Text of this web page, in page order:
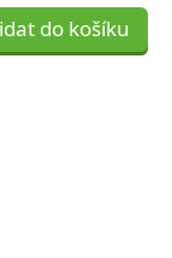
do košíku